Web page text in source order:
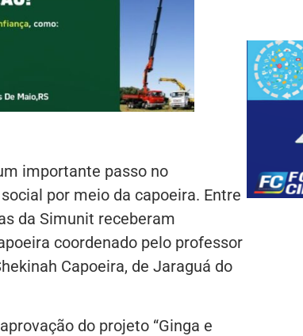
importante passo no
por meio da capoeira. Entre
da Simunit receberam
coordenado pelo professor
Capoeira, de Jaraguá do
do projeto “Ginga e